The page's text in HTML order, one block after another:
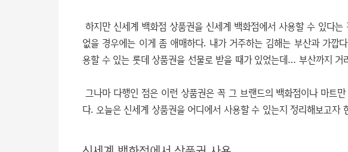
하지만 신세계 백화점 상품권을 신세계 백화점에서 사용할 수 있다
없을 경우에는 이게 좀 애매하다. 내가 거주하는 김해는 부산과 가깝
용할 수 있는 롯데 상품권을 선물로 받을 때가 있었는데… 부산까지 거
그나마 다행인 점은 이런 상품권은 꼭 그 브랜드의 백화점이나 마트
다. 오늘은 신세계 상품권을 어디에서 사용할 수 있는지 정리해보고자